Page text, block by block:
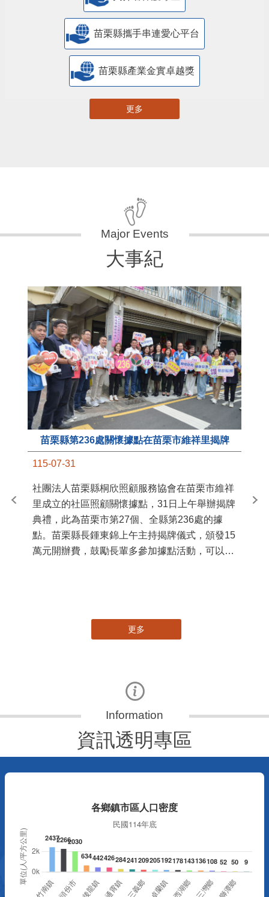
苗栗縣攜手串連愛心平台
苗栗縣產業金實卓越獎
更多
大事紀
苗栗縣第236處關懷據點在苗栗市維祥里揭牌
115-07-31
社團法人苗栗縣桐欣照顧服務協會在苗栗市維祥
里成立的社區照顧關懷據點，31日上午舉辦揭牌
典禮，此為苗栗市第27個、全縣第236處的據
點。苗栗縣長鍾東錦上午主持揭牌儀式，頒發15
萬元開辦費，鼓勵長輩多參加據點活動，可以更
苗
更多
資訊透明專區